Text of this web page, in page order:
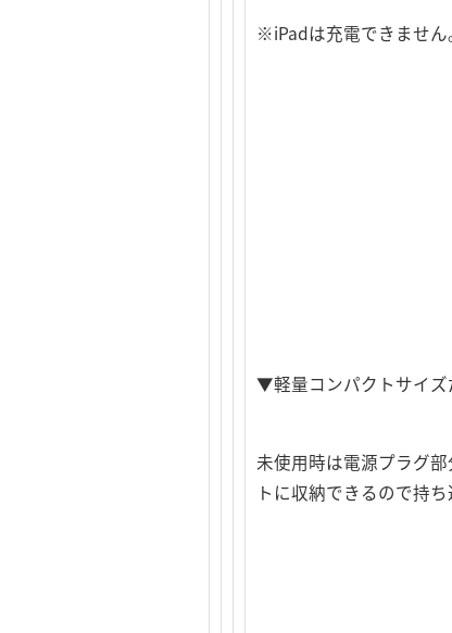
※iPadは充電できません
▼軽量コンパクトサイズ
未使用時は電源プラグ
トに収納できるので持ち